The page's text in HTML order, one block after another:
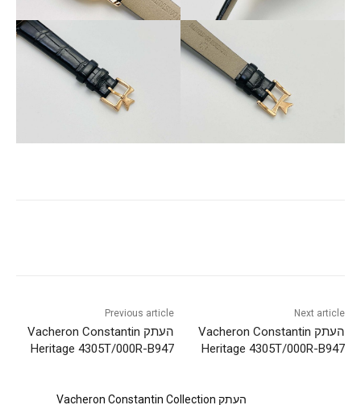
Previous article
העתק Vacheron Constantin
Heritage 4305T/000R-B947
Next article
העתק Vacheron Constantin
Heritage 4305T/000R-B947
העתק Vacheron Constantin Collection